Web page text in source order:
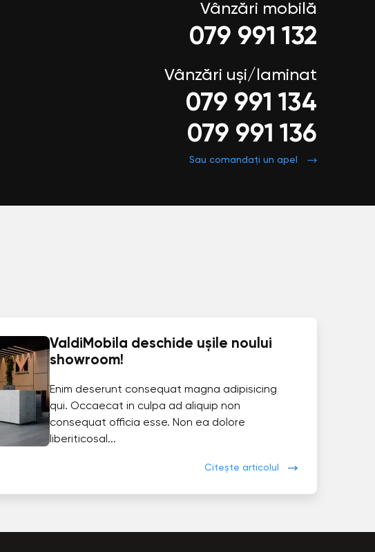
Vânzări mobilă
079 991 132
Vânzări uși/laminat
079 991 134
079 991 136
Sau comandați un apel
ValdiMobila deschide ușile noului
showroom!
Enim deserunt consequat magna adipisicing
qui. Occaecat in culpa ad aliquip non
consequat officia esse. Non ea dolore
liberiticosal...
Citește articolul